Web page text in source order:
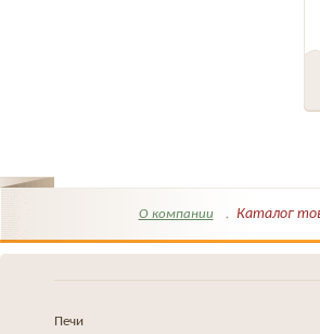
О компании Каталог
Печи